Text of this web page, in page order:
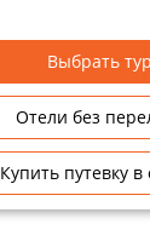
Выбрать тур
Отели без
Купить путевку